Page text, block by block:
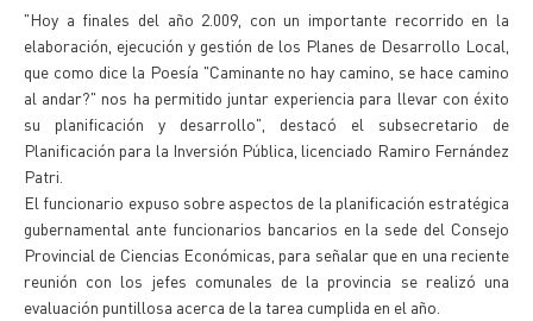
"Hoy a finales del año 2.009, con un importante recorrido en la
elaboración, ejecución y gestión de los Planes de Desarrollo Local,
que como dice la Poesía "Caminante no hay camino, se hace camino
al andar?" nos ha permitido juntar experiencia para llevar con éxito
su planificación y desarrollo", destacó el subsecretario de
Planificación para la Inversión Pública, licenciado Ramiro Fernández
Patri.
El funcionario expuso sobre aspectos de la planificación estratégica
gubernamental ante funcionarios bancarios en la sede del Consejo
Provincial de Ciencias Económicas, para señalar que en una reciente
reunión con los jefes comunales de la provincia se realizó una
evaluación puntillosa acerca de la tarea cumplida en el año.